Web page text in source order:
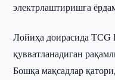
электрлаштиришга
Лойиҳа доирасида
қувватланадиган
Бошқа мақсадлар